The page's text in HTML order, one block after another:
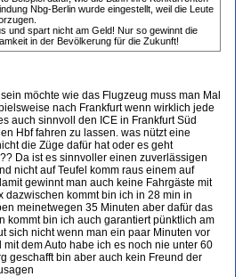
Nbg-Berlin wurde eingestellt, weil die Leute
und spart nicht am Geld! Nur so gewinnt die
in der Bevölkerung für die Zukunft!
möchte wie das Flugzeug muss man Mal
nach Frankfurt wenn wirklich jede
auch sinnvoll den ICE in Frankfurt Süd
Hbf fahren zu lassen. was nützt eine
die Züge dafür hat oder es geht
Da ist es sinnvoller einen zuverlässigen
nicht auf Teufel komm raus einem auf
gewinnt man auch keine Fahrgäste mit
dazwischen kommt bin ich in 28 min in
meinetwegen 35 Minuten aber dafür das
kommt bin ich auch garantiert pünktlich am
sich nicht wenn man ein paar Minuten vor
dem Auto habe ich es noch nie unter 60
geschafft bin aber auch kein Freund der